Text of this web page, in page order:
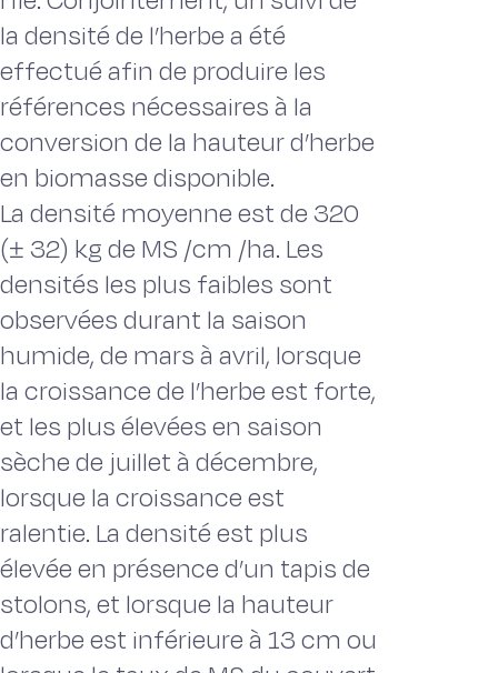
la densité de l’herbe a été
effectué afin de produire les
références nécessaires à la
conversion de la hauteur d’herbe
en biomasse disponible.
La densité moyenne est de 320
(± 32) kg de MS /cm /ha. Les
densités les plus faibles sont
observées durant la saison
humide, de mars à avril, lorsque
la croissance de l’herbe est forte,
et les plus élevées en saison
sèche de juillet à décembre,
lorsque la croissance est
ralentie. La densité est plus
élevée en présence d’un tapis de
stolons, et lorsque la hauteur
d’herbe est inférieure à 13 cm ou